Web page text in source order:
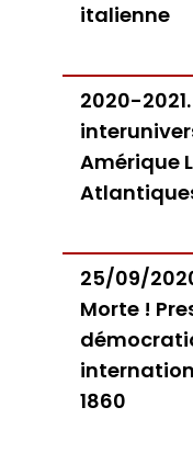
italienne
2020-
Amérique
25/09/
Morte !
1860